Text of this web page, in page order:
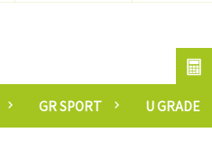
GR SPORT U GRADE